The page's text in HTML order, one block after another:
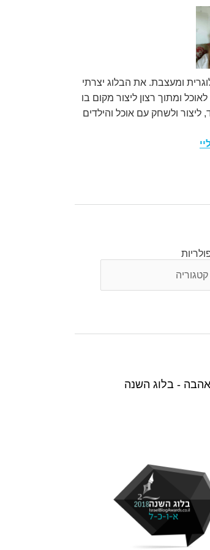
ומעצבת. את הבלוג יצרתי
ומתוך רצון ליצור מקום בו
ליצור ולשחק עם אוכל והילדים
- בלוג השנה